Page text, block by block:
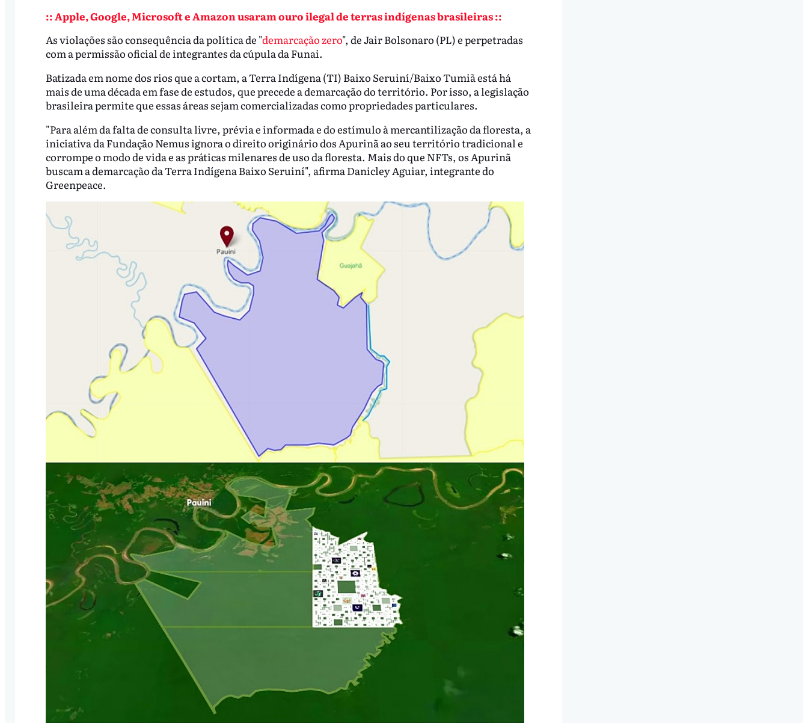
:: Apple, Google, Microsoft e Amazon usaram ouro ilegal de terras indígenas brasileiras ::
As violações são consequência da política de "demarcação zero", de Jair Bolsonaro (PL) e perpetradas
com a permissão oficial de integrantes da cúpula da Funai.
Batizada em nome dos rios que a cortam, a Terra Indígena (TI) Baixo Seruiní/Baixo Tumiã está há
mais de uma década em fase de estudos, que precede a demarcação do território. Por isso, a legislação
brasileira permite que essas áreas sejam comercializadas como propriedades particulares.
"Para além da falta de consulta livre, prévia e informada e do estímulo à mercantilização da floresta, a
iniciativa da Fundação Nemus ignora o direito originário dos Apurinã ao seu território tradicional e
corrompe o modo de vida e as práticas milenares de uso da floresta. Mais do que NFTs, os Apurinã
buscam a demarcação da Terra Indígena Baixo Seruiní", afirma Danicley Aguiar, integrante do
Greenpeace.